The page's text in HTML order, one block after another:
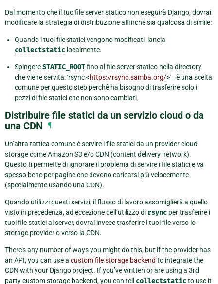
Dal momento che il tuo file server statico non eseguirà Django, dovrai
modificare la strategia di distribuzione affinché sia qualcosa di simile:
Quando i tuoi file statici vengono modificati, lancia
collectstatic localmente.
SpingereSTATIC_ROOTfino al file server statico nella directory
che viene servita.`rsync <https://rsync.samba.org/>`_ è una scelta
comune per questo step perchè ha bisogno di trasferire solo i
pezzi di file statici che non sono cambiati.
Distribuire file statici da un servizio cloud o da
una CDN ¶
Un’altra tattica comune è servire i file statici da un provider cloud
storage come Amazon S3 e/o CDN (content delivery network).
Questo ti permette di ignorare il problema di servire i file statici e va
spesso bene per pagine che devono caricarsi più velocemente
(specialmente usando una CDN).
Quando utilizzi questi servizi, il flusso di lavoro assomiglierà a quello
visto in precedenza, ad eccezione dell’utilizzo di rsync per trasferire i
tuoi file statici al server, dovrai invece trasferire i tuoi file verso lo
storage provider o verso la CDN.
There’s any number of ways you might do this, but if the provider has
an API, you can use a custom file storage backend to integrate the
CDN with your Django project. If you’ve written or are using a 3rd
party custom storage backend, you can tell collectstaticto use it